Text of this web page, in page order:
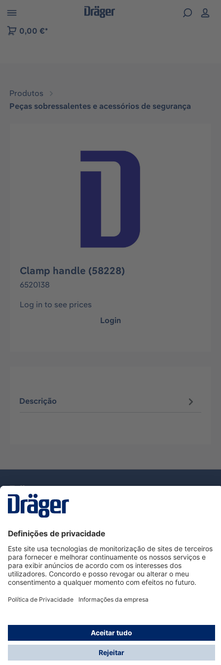
to B2B platform navigation
0,00 €*
Produtos
Peças sobressalentes e acessórios de segurança
Ignorar galeria de imagens
Clamp handle (58228)
6520138
Log in to see prices
Login
Descrição
Serviço de Apoio ao Cliente Dräger
Utilização da loja
Informações
© Dräger Portugal, Lda, 2024
* Todos os preços excl. IVA mais
possíveis taxas de entrega, se não for indicado o